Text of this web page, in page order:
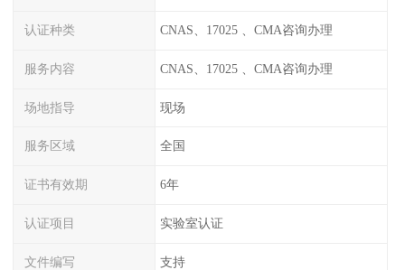
认证种类 CNAS、17025 、CMA咨询办理
服务内容 CNAS、17025 、CMA咨询办理
场地指导 现场
服务区域 全国
证书有效期 6年
认证项目 实验室认证
文件编写 支持